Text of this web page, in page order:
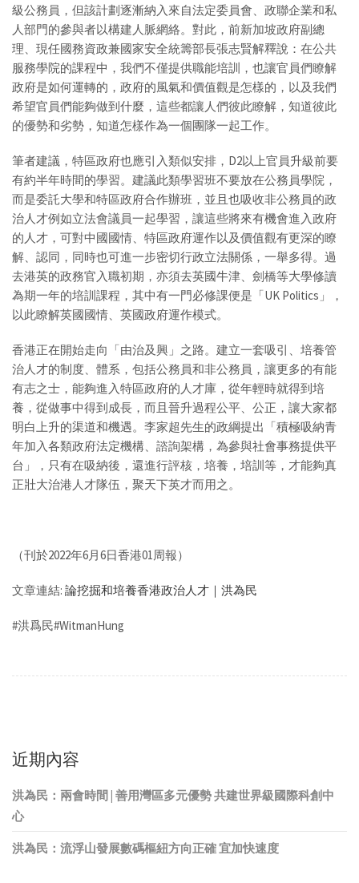
級公務員，但該計劃逐漸納入來自法定委員會、政聯企業和私
人部門的參與者以構建人脈網絡。對此，前新加坡政府副總
理、現任國務資政兼國家安全統籌部長張志賢解釋說：在公共
服務學院的課程中，我們不僅提供職能培訓，也讓官員們瞭解
政府是如何運轉的，政府的風氣和價值觀是怎樣的，以及我們
希望官員們能夠做到什麼，這些都讓人們彼此瞭解，知道彼此
的優勢和劣勢，知道怎樣作為一個團隊一起工作。
筆者建議，特區政府也應引入類似安排，D2以上官員升級前要
有約半年時間的學習。建議此類學習班不要放在公務員學院，
而是委託大學和特區政府合作辦班，並且也吸收非公務員的政
治人才例如立法會議員一起學習，讓這些將來有機會進入政府
的人才，可對中國國情、特區政府運作以及價值觀有更深的瞭
解、認同，同時也可進一步密切行政立法關係，一舉多得。過
去港英的政務官入職初期，亦須去英國牛津、劍橋等大學修讀
為期一年的培訓課程，其中有一門必修課便是「UK Politics」，
以此瞭解英國國情、英國政府運作模式。
香港正在開始走向「由治及興」之路。建立一套吸引、培養管
治人才的制度、體系，包括公務員和非公務員，讓更多的有能
有志之士，能夠進入特區政府的人才庫，從年輕時就得到培
養，從做事中得到成長，而且晉升過程公平、公正，讓大家都
明白上升的渠道和機遇。李家超先生的政綱提出「積極吸納青
年加入各類政府法定機構、諮詢架構，為參與社會事務提供平
台」，只有在吸納後，還進行評核，培養，培訓等，才能夠真
正壯大治港人才隊伍，聚天下英才而用之。
（刊於2022年6月6日香港01周報）
文章連結: 論挖掘和培養香港政治人才｜洪為民
#洪爲民#WitmanHung
近期內容
洪為民：兩會時間 | 善用灣區多元優勢 共建世界級國際科創中
心
洪為民：流浮山發展數碼樞紐方向正確 宜加快速度